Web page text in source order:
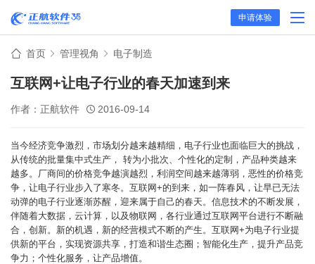
申请体验
首页 管理视角 电子制造
互联网+让电子行业的春天加速到来
作者：正航软件 2016-09-14
当今经济竞争激烈，市场划分越来越精细，电子行业也面临巨大的挑战，
从传统的批量集中式生产， 转为小批次、个性化的定制，产品种类越来
越多。厂商间的价格竞争越演越烈，利润空间越来越薄弱，恶性的价格竞
争，让电子行业步入了寒冬。互联网+的到来，如一阵春风，让早已无法
动弹的电子行业逐渐苏醒，迎来属于自己的春天。 信息技术的不断发展，
伴随着大数据，云计算，以及物联网，各行业通过互联网平台进行不断融
合，创新。新的机遇，新的经营模式不断的产生。互联网+为电子行业提
供新的平台，实现资源共享，打造和谐生态圈；智能化生产，提升产品竞
争力；个性化服务，让产品增值。